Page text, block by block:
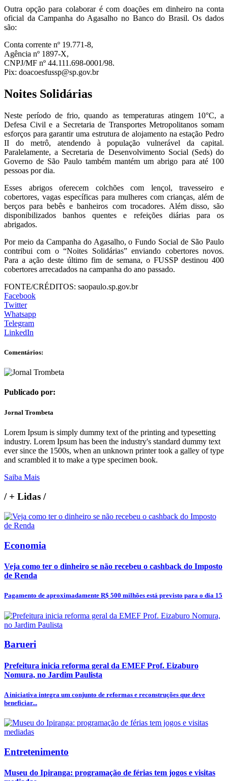
Outra opção para colaborar é com doações em dinheiro na conta
oficial da Campanha do Agasalho no Banco do Brasil. Os dados
são:
Conta corrente nº 19.771-8,
Agência nº 1897-X,
CNPJ/MF nº 44.111.698-0001/98.
Pix: doacoesfussp@sp.gov.br
Noites Solidárias
Neste período de frio, quando as temperaturas atingem 10°C, a
Defesa Civil e a Secretaria de Transportes Metropolitanos somam
esforços para garantir uma estrutura de alojamento na estação Pedro
II do metrô, atendendo à população vulnerável da capital.
Paralelamente, a Secretaria de Desenvolvimento Social (Seds) do
Governo de São Paulo também mantém um abrigo para até 100
pessoas por dia.
Esses abrigos oferecem colchões com lençol, travesseiro e
cobertores, vagas específicas para mulheres com crianças, além de
berços para bebês e banheiros com trocadores. Além disso, são
disponibilizados banhos quentes e refeições diárias para os
abrigados.
Por meio da Campanha do Agasalho, o Fundo Social de São Paulo
contribui com o “Noites Solidárias” enviando cobertores novos.
Para a ação deste último fim de semana, o FUSSP destinou 400
cobertores arrecadados na campanha do ano passado.
FONTE/CRÉDITOS: saopaulo.sp.gov.br
Facebook
Twitter
Whatsapp
Telegram
LinkedIn
Comentários:
Publicado por:
Jornal Trombeta
Lorem Ipsum is simply dummy text of the printing and typesetting
industry. Lorem Ipsum has been the industry's standard dummy text
ever since the 1500s, when an unknown printer took a galley of type
and scrambled it to make a type specimen book.
Saiba Mais
/+ Lidas /
Economia
Veja como ter o dinheiro se não recebeu o cashback do Imposto
de Renda
Pagamento de aproximadamente R$ 500 milhões está previsto para o dia 15
Barueri
Prefeitura inicia reforma geral da EMEF Prof. Eizaburo
Nomura, no Jardim Paulista
A iniciativa integra um conjunto de reformas e reconstruções que deve
beneficiar...
Entretenimento
Museu do Ipiranga: programação de férias tem jogos e visitas